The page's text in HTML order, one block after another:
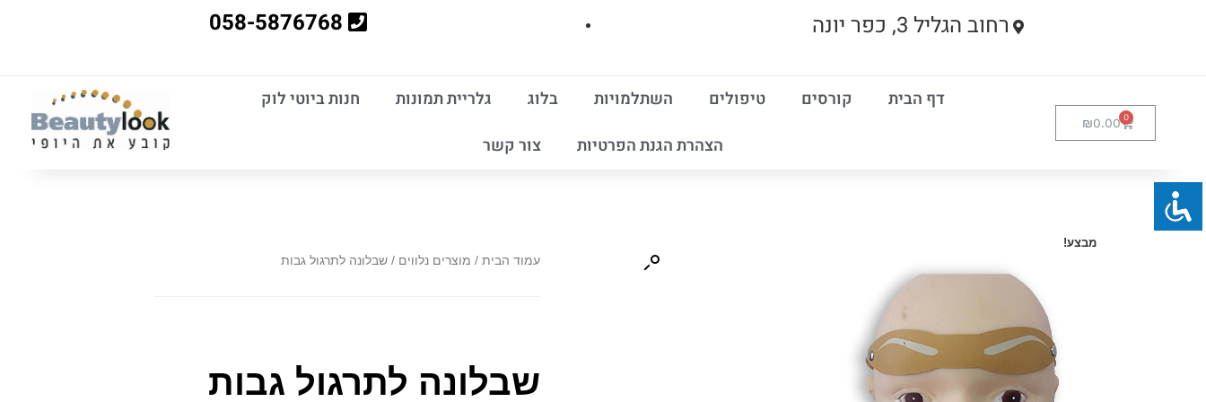
רחוב הגליל 3, כפר יונה 058-5876768
₪0.00
דף הבית קורסים טיפולים השתלמויות בלוג גלריית תמונות
חנות ביוטי לוק
הצהרת הגנת הפרטיות
צור קשר
מבצע!
עמוד הבית / מוצרים נלווים / שבלונה לתרגול גבות
שבלונה לתרגול גבות